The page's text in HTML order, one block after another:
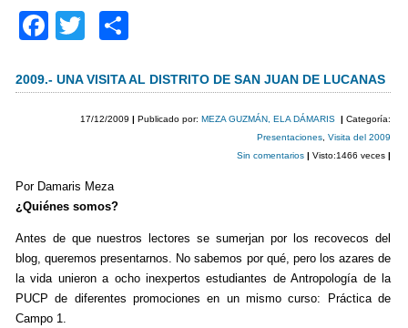
F
c
o
k
T
tt
er
m
p
2009.- UNA VISITA AL DISTRITO DE SAN JUAN DE LUCANAS
17/12/2009 | Publicado por:MEZA GUZMÁN, ELA DÁMARIS |Categoría:
Presentaciones ,Visita del 2009
Sin comentarios| Visto:1466 veces|
Por Damaris Meza
¿Quiénes somos?
Antes de que nuestros lectores se sumerjan por los recovecos del
blog, queremos presentarnos. No sabemos por qué, pero los azares de
la vida unieron a ocho inexpertos estudiantes de Antropología de la
PUCP de diferentes promociones en un mismo curso: Práctica de
Campo 1.